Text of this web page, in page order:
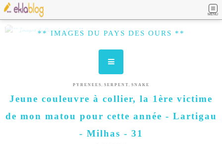
MENU
** IMAGES DU PAYS DES OURS **
PYRENEES , SERPENT, SNAKE
Jeune couleuvre à collier, la 1ère victime
de mon matou pour cette année - Lartigau
- Milhas - 31